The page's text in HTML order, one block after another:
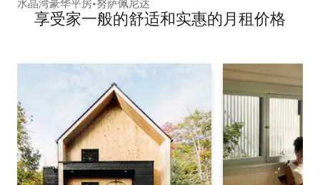
水晶湾豪华平房•努萨佩尼达
享受家一般的舒适和实惠的月租价格